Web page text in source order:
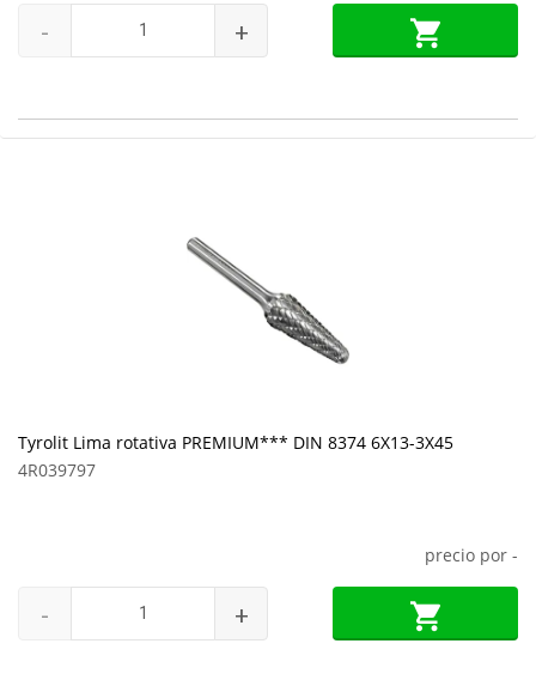
- +
Tyrolit Lima rotativa PREMIUM*** DIN 8374 6X13-3X45
4R039797
precio por -
- +